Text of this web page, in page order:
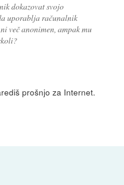
dokazovat svojo
uporablja računalnik
več anonimen, ampak mu
prošnjo za Internet.